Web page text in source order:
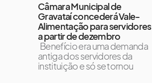
Câmara Municipal de
Gravataí concederá Vale-
Alimentação para servidores
a partir de dezembro
Benefício era uma demanda
antiga dos servidores da
instituição e só se tornou